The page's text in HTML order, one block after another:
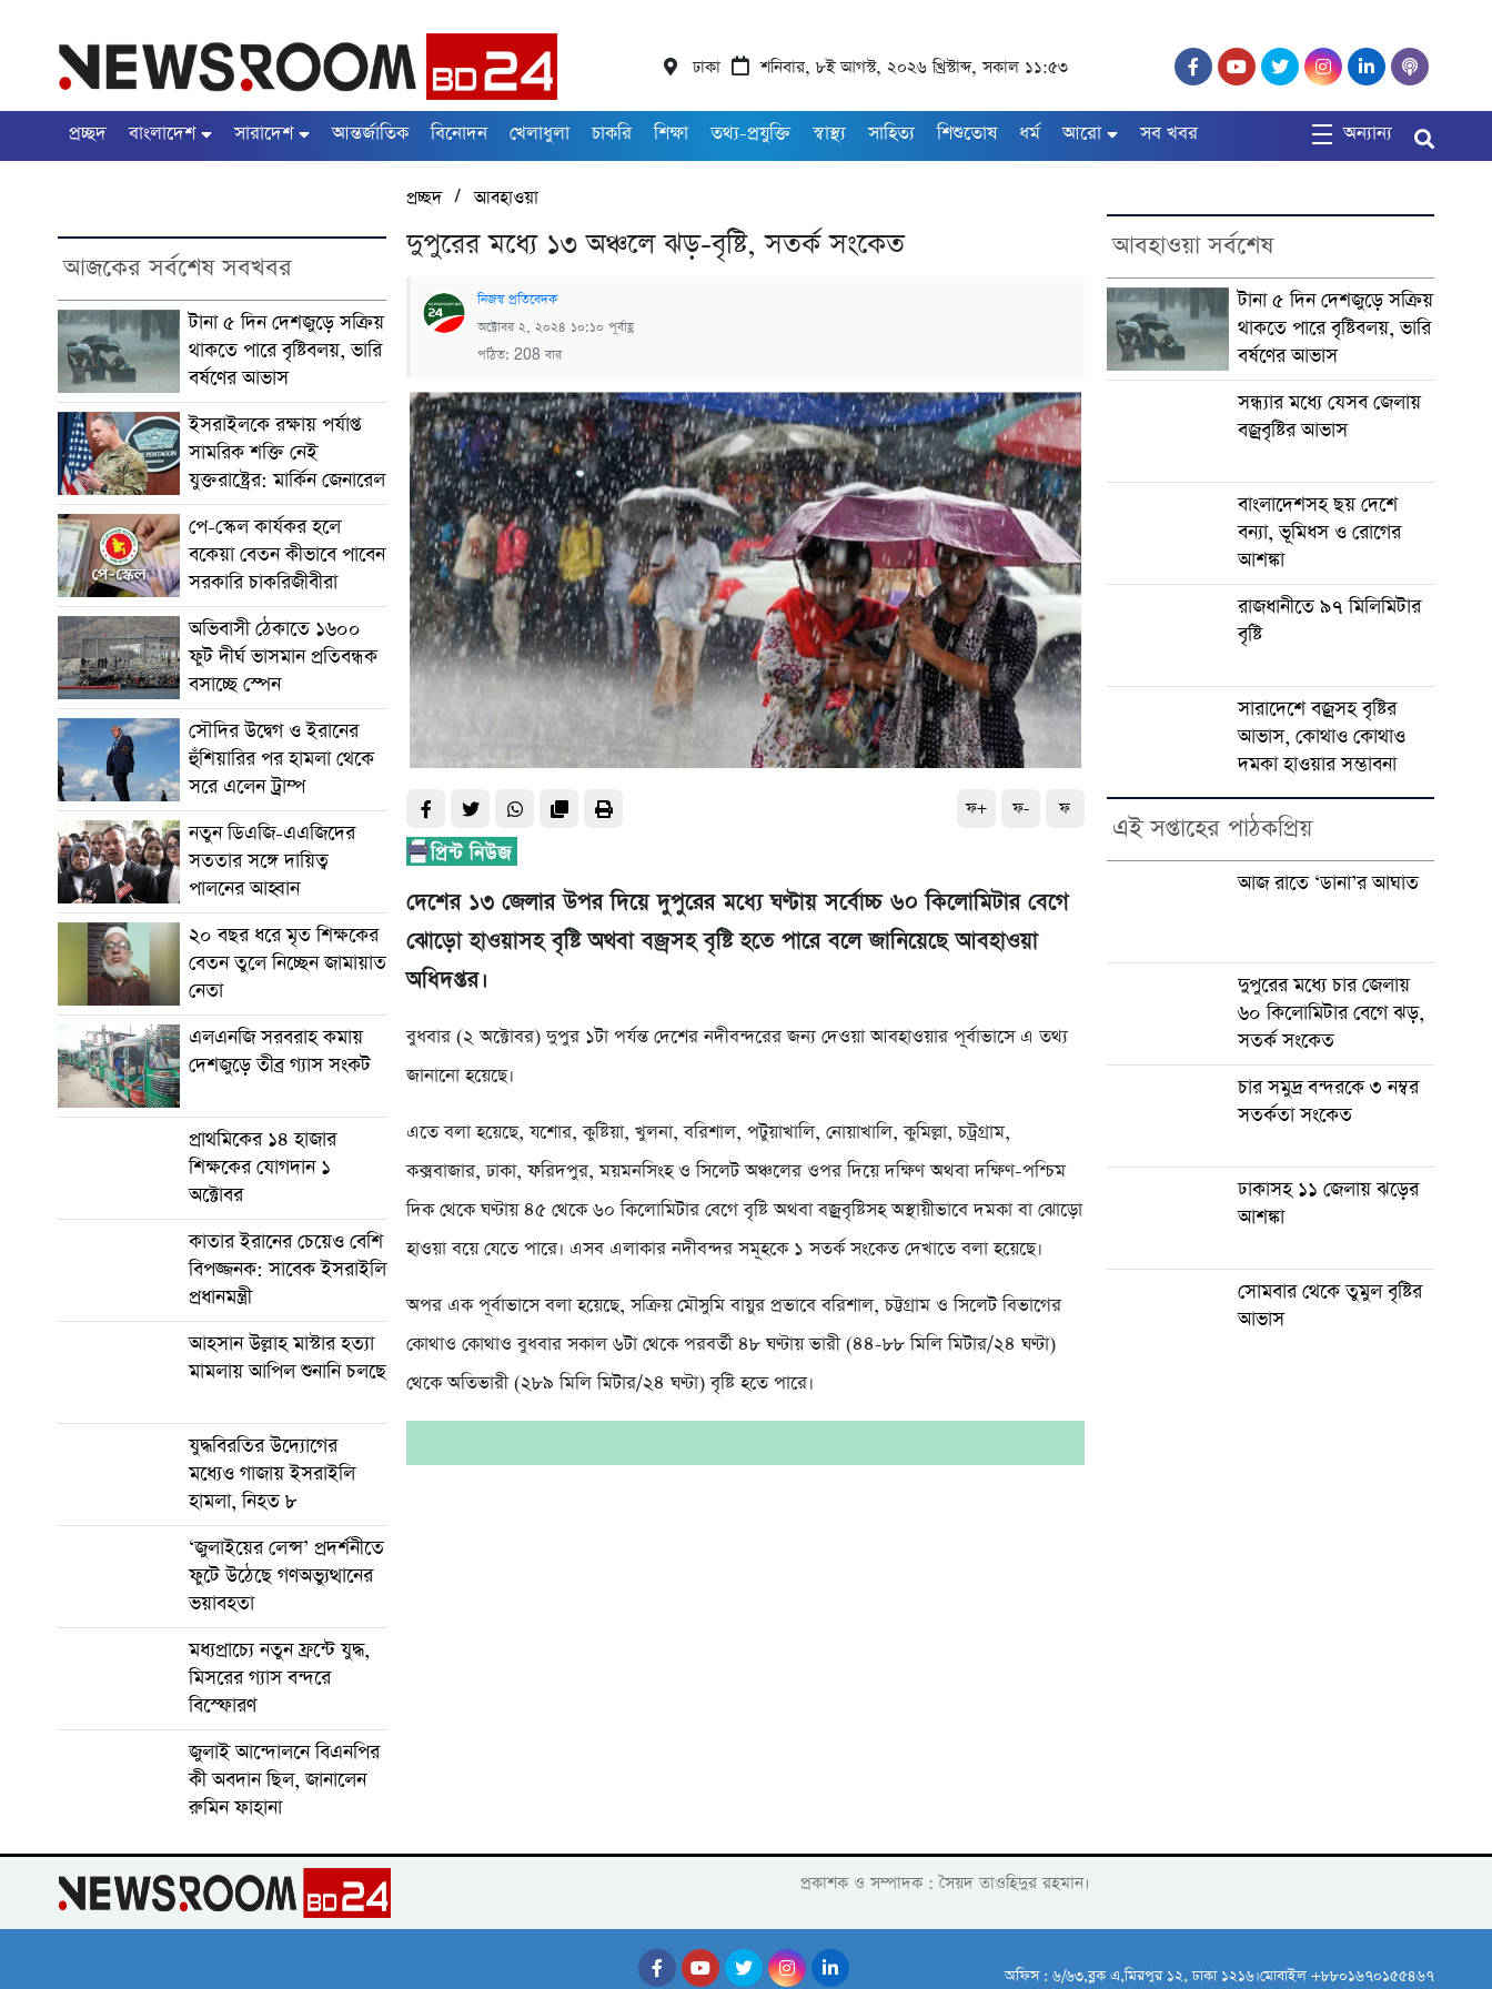
ঢাকা শনিবার, ৮ই আগস্ট, ২০২৬ খ্রিস্টাব্দ, সকাল ১১:৫৩
প্রচ্ছদ বাংলাদেশ সারাদেশ আন্তর্জাতিক বিনোদন খেলাধুলা চাকরি শিক্ষা তথ্য-প্রযুক্তি স্বাস্থ্য সাহিত্য শিশুতোষ ধর্ম আরো সব খবর অন্যান্য
আজকের সর্বশেষ সবখবর
টানা ৫ দিন দেশজুড়ে সক্রিয়
থাকতে পারে বৃষ্টিবলয়, ভারি
বর্ষণের আভাস
ইসরাইলকে রক্ষায় পর্যাপ্ত
সামরিক শক্তি নেই
যুক্তরাষ্ট্রের: মার্কিন জেনারেল
পে-স্কেল কার্যকর হলে
বকেয়া বেতন কীভাবে পাবেন
সরকারি চাকরিজীবীরা
অভিবাসী ঠেকাতে ১৬০০
ফুট দীর্ঘ ভাসমান প্রতিবন্ধক
বসাচ্ছে স্পেন
সৌদির উদ্বেগ ও ইরানের
হুঁশিয়ারির পর হামলা থেকে
সরে এলেন ট্রাম্প
নতুন ডিএজি-এএজিদের
সততার সঙ্গে দায়িত্ব
পালনের আহ্বান
২০ বছর ধরে মৃত শিক্ষকের
বেতন তুলে নিচ্ছেন জামায়াত
নেতা
এলএনজি সরবরাহ কমায়
দেশজুড়ে তীব্র গ্যাস সংকট
প্রাথমিকের ১৪ হাজার
শিক্ষকের যোগদান ১
অক্টোবর
কাতার ইরানের চেয়েও বেশি
বিপজ্জনক: সাবেক ইসরাইলি
প্রধানমন্ত্রী
আহসান উল্লাহ মাস্টার হত্যা
মামলায় আপিল শুনানি চলছে
যুদ্ধবিরতির উদ্যোগের
মধ্যেও গাজায় ইসরাইলি
হামলা, নিহত ৮
‘জুলাইয়ের লেন্স’ প্রদর্শনীতে
ফুটে উঠেছে গণঅভ্যুত্থানের
ভয়াবহতা
মধ্যপ্রাচ্যে নতুন ফ্রন্টে যুদ্ধ,
মিসরের গ্যাস বন্দরে
বিস্ফোরণ
জুলাই আন্দোলনে বিএনপির
কী অবদান ছিল, জানালেন
রুমিন ফাহানা
প্রচ্ছদ/আবহাওয়া
দুপুরের মধ্যে ১৩ অঞ্চলে ঝড়-বৃষ্টি, সতর্ক সংকেত
নিজস্ব প্রতিবেদক
অক্টোবর ২, ২০২৪ ১০:১০ পূর্বাহ্ণ
পঠিত: 208 বার
ফ+ ফ- ফ
দেশের ১৩ জেলার উপর দিয়ে দুপুরের মধ্যে ঘণ্টায় সর্বোচ্চ ৬০ কিলোমিটার বেগে
ঝোড়ো হাওয়াসহ বৃষ্টি অথবা বজ্রসহ বৃষ্টি হতে পারে বলে জানিয়েছে আবহাওয়া
অধিদপ্তর।
বুধবার (২ অক্টোবর) দুপুর ১টা পর্যন্ত দেশের নদীবন্দরের জন্য দেওয়া আবহাওয়ার পূর্বাভাসে এ তথ্য
জানানো হয়েছে।
এতে বলা হয়েছে, যশোর, কুষ্টিয়া, খুলনা, বরিশাল, পটুয়াখালি, নোয়াখালি, কুমিল্লা, চট্রগ্রাম,
কক্সবাজার, ঢাকা, ফরিদপুর, ময়মনসিংহ ও সিলেট অঞ্চলের ওপর দিয়ে দক্ষিণ অথবা দক্ষিণ-পশ্চিম
দিক থেকে ঘণ্টায় ৪৫ থেকে ৬০ কিলোমিটার বেগে বৃষ্টি অথবা বজ্রবৃষ্টিসহ অস্থায়ীভাবে দমকা বা ঝোড়ো
হাওয়া বয়ে যেতে পারে। এসব এলাকার নদীবন্দর সমূহকে ১ সতর্ক সংকেত দেখাতে বলা হয়েছে।
অপর এক পূর্বাভাসে বলা হয়েছে, সক্রিয় মৌসুমি বায়ুর প্রভাবে বরিশাল, চট্টগ্রাম ও সিলেট বিভাগের
কোথাও কোথাও বুধবার সকাল ৬টা থেকে পরবর্তী ৪৮ ঘণ্টায় ভারী (৪৪-৮৮ মিলি মিটার/২৪ ঘণ্টা)
থেকে অতিভারী (২৮৯ মিলি মিটার/২৪ ঘণ্টা) বৃষ্টি হতে পারে।
আবহাওয়া সর্বশেষ
টানা ৫ দিন দেশজুড়ে সক্রিয়
থাকতে পারে বৃষ্টিবলয়, ভারি
বর্ষণের আভাস
সন্ধ্যার মধ্যে যেসব জেলায়
বজ্রবৃষ্টির আভাস
বাংলাদেশসহ ছয় দেশে
বন্যা, ভূমিধস ও রোগের
আশঙ্কা
রাজধানীতে ৯৭ মিলিমিটার
বৃষ্টি
সারাদেশে বজ্রসহ বৃষ্টির
আভাস, কোথাও কোথাও
দমকা হাওয়ার সম্ভাবনা
এই সপ্তাহের পাঠকপ্রিয়
আজ রাতে ‘ডানা’র আঘাত
দুপুরের মধ্যে চার জেলায়
৬০ কিলোমিটার বেগে ঝড়,
সতর্ক সংকেত
চার সমুদ্র বন্দরকে ৩ নম্বর
সতর্কতা সংকেত
ঢাকাসহ ১১ জেলায় ঝড়ের
আশঙ্কা
সোমবার থেকে তুমুল বৃষ্টির
আভাস
প্রকাশক ও সম্পাদক : সৈয়দ তাওহিদুর রহমান।
অফিস : ৬/৬৩,ব্লক এ,মিরপুর ১২, ঢাকা ১২১৬।মোবাইল +৮৮০১৬৭০১৫৫৪৬৭